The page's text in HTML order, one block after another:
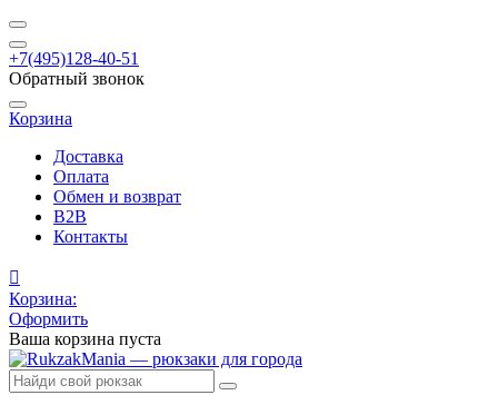
+7(495)128-40-51
Обратный звонок
Корзина
Доставка
Оплата
Обмен и возврат
B2B
Контакты
Корзина:
Оформить
Ваша корзина пуста